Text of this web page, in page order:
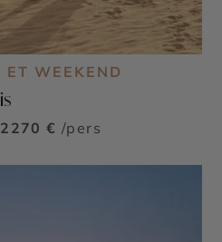
ET WEEKEND
2270 € /pers